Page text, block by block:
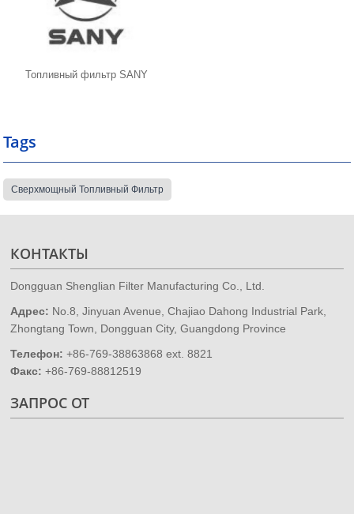
Топливный фильтр SANY
Tags
Сверхмощный Топливный Фильтр
КОНТАКТЫ
Dongguan Shenglian Filter Manufacturing Co., Ltd.
Адрес: No.8, Jinyuan Avenue, Chajiao Dahong Industrial Park,
Zhongtang Town, Dongguan City, Guangdong Province
Телефон: +86-769-38863868 ext. 8821
Факс: +86-769-88812519
ЗАПРОС ОТ